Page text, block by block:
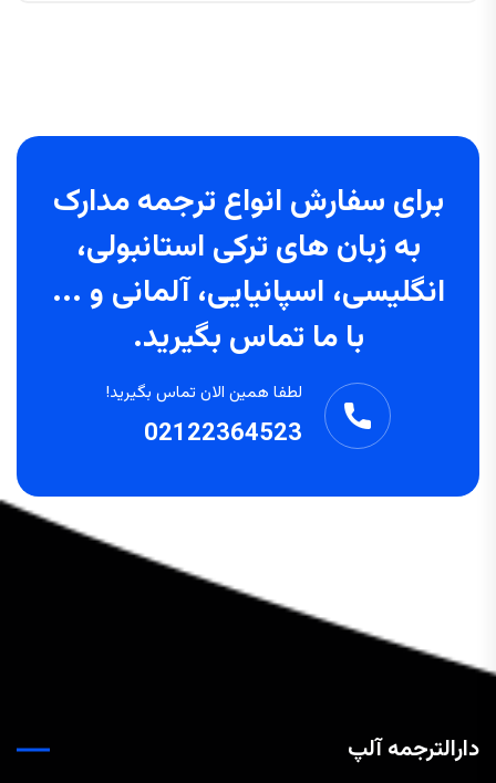
برای سفارش انواع ترجمه مدارک
به زبان های ترکی استانبولی،
انگلیسی، اسپانیایی، آلمانی و ...
با ما تماس بگیرید.
لطفا همین الان تماس بگیرید!
02122364523
دارالترجمه آلپ